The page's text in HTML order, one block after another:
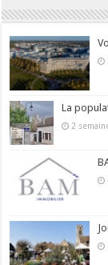
La
2